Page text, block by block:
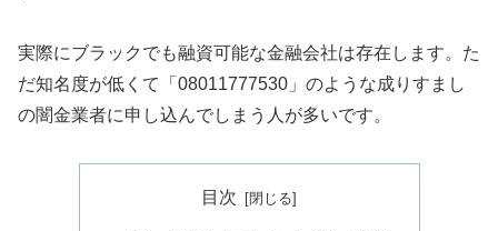
実際にブラックでも融資可能な金融会社は存在します。た
だ知名度が低くて「08011777530」のような成りすまし
の闇金業者に申し込んでしまう人が多いです。
目次